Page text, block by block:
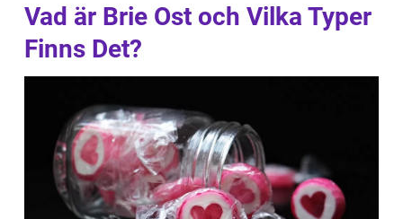
Vad är Brie Ost och Vilka Typer
Finns Det?